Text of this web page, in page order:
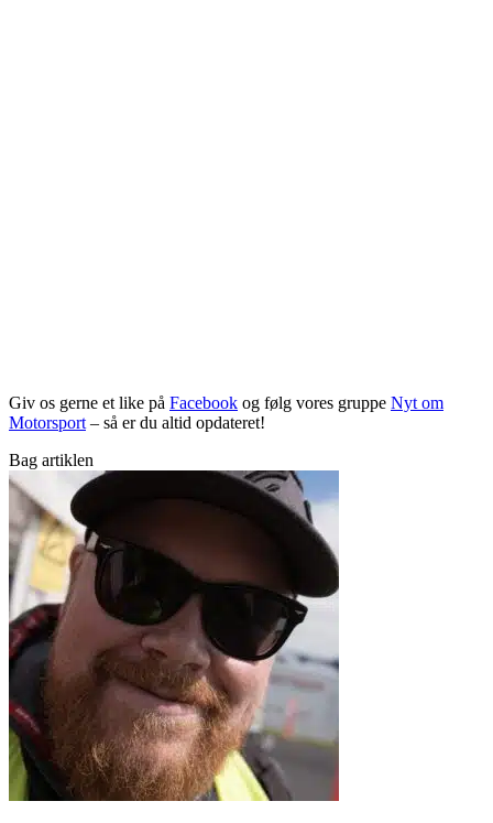
Giv os gerne et like på Facebook og følg vores gruppe Nyt om
Motorsport – så er du altid opdateret!
Bag artiklen